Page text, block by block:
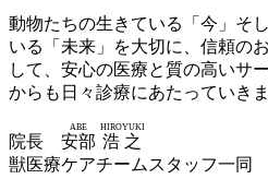
動物たちの生きている「今」そ
いる「未来」を大切に、信頼の
して、安心の医療と質の高いサ
からも日々診療にあたっていきま
院長 安部
ABE
浩之
HIROYUKI
獣医療ケアチームスタッフ一同